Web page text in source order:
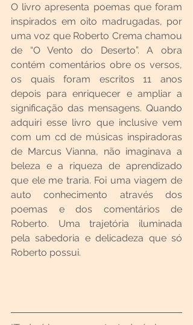
O livro apresenta poemas que foram
inspirados em oito madrugadas, por
uma voz que Roberto Crema chamou
de “O Vento do Deserto”. A obra
contém comentários obre os versos,
os quais foram escritos 11 anos
depois para enriquecer e ampliar a
significação das mensagens. Quando
adquiri esse livro que inclusive vem
com um cd de músicas inspiradoras
de Marcus Vianna, não imaginava a
beleza e a riqueza de aprendizado
que ele me traria. Foi uma viagem de
auto conhecimento através dos
poemas e dos comentários de
Roberto. Uma trajetória iluminada
pela sabedoria e delicadeza que só
Roberto possui.